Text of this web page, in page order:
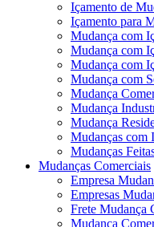
Içamento de
Içamento para
Mudança com
Mudança com
Mudança com
Mudança com
Mudança
Mudança
Mudança
Mudanças com
Mudanças
Mudanças Comerciais
Empresa
Empresas
Frete Mudança
Mudança